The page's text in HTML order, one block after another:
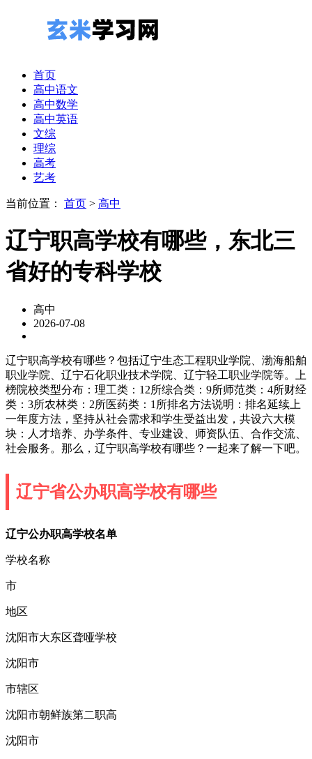
首页
高中语文
高中数学
高中英语
文综
理综
高考
艺考
当前位置： 首页 > 高中
辽宁职高学校有哪些，东北三
省好的专科学校
高中
2026-07-08
辽宁职高学校有哪些？包括辽宁生态工程职业学院、渤海船舶
职业学院、辽宁石化职业技术学院、辽宁轻工职业学院等。上
榜院校类型分布：理工类：12所综合类：9所师范类：4所财经
类：3所农林类：2所医药类：1所排名方法说明：排名延续上
一年度方法，坚持从社会需求和学生受益出发，共设六大模
块：人才培养、办学条件、专业建设、师资队伍、合作交流、
社会服务。那么，辽宁职高学校有哪些？一起来了解一下吧。
辽宁省公办职高学校有哪些
辽宁公办职高学校名单
学校名称
市
地区
沈阳市大东区聋哑学校
沈阳市
市辖区
沈阳市朝鲜族第二职高
沈阳市